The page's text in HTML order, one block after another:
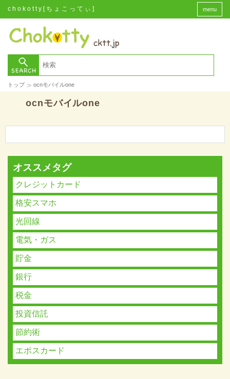
chokotty[ちょこってぃ] menu
トップ > ocnモバイルone
ocnモバイルone
オススメタグ
クレジットカード
格安スマホ
光回線
電気・ガス
貯金
銀行
税金
投資信託
節約術
エポスカード